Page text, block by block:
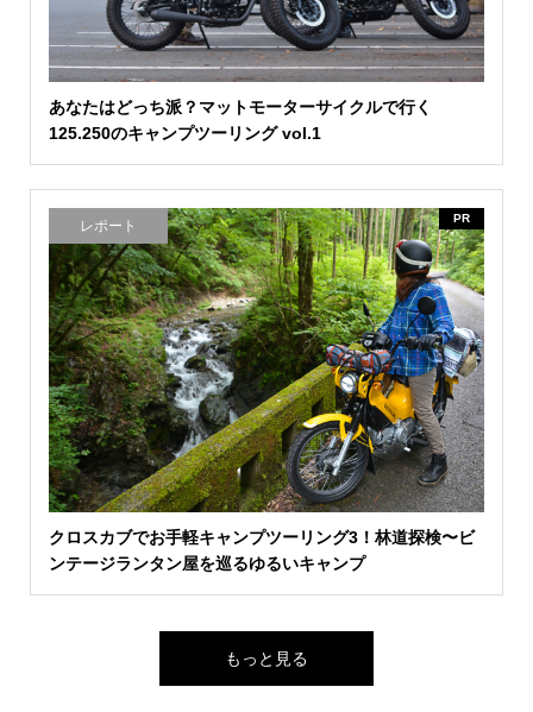
あなたはどっち派？マットモーターサイクルで行く
125.250のキャンプツーリング vol.1
レポート PR
クロスカブでお手軽キャンプツーリング3！林道探検〜ビ
ンテージランタン屋を巡るゆるいキャンプ
もっと見る